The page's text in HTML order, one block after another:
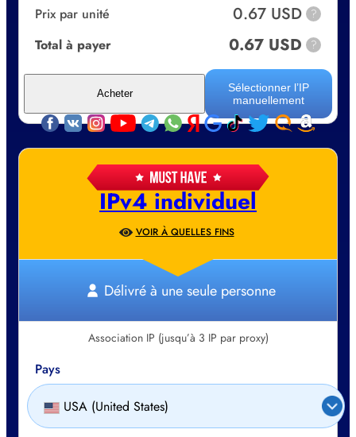
IPv4 individuel
VOIR À QUELLES FINS
Délivré à une seule personne
Association IP (jusqu’à 3 IP par proxy)
Pays
USA (United States)
Prix par unité 0.67 USD ?
Total à payer 0.67 USD ?
Sélectionner l’IP
manuellement
Acheter